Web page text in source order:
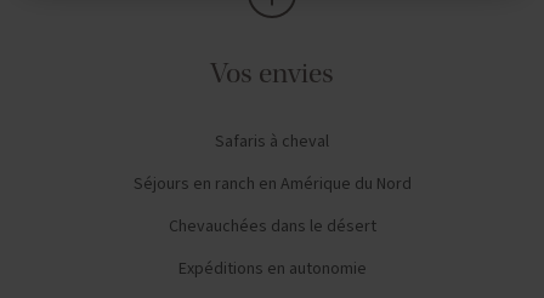
Vos envies
Safaris à cheval
Séjours en ranch en Amérique du Nord
Chevauchées dans le désert
Expéditions en autonomie